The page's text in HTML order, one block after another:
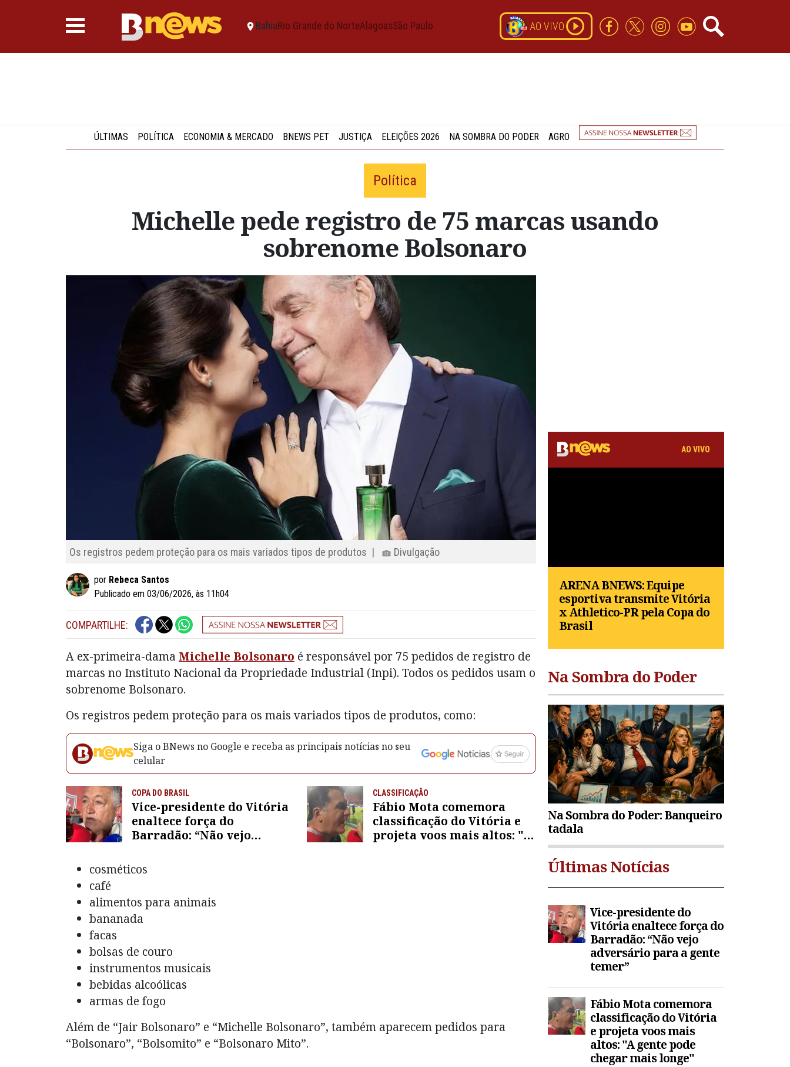
BahiaRio Grande do NorteAlagoasSão Paulo AO VIVO
ÚLTIMAS POLÍTICA ECONOMIA & MERCADO BNEWS PET JUSTIÇA ELEIÇÕES 2026 NA SOMBRA DO PODER AGRO
Política
Michelle pede registro de 75 marcas usando
sobrenome Bolsonaro
Os registros pedem proteção para os mais variados tipos de produtos | Divulgação
por Rebeca Santos
Publicado em 03/06/2026, às 11h04
COMPARTILHE:
A ex-primeira-dama Michelle Bolsonaro é responsável por 75 pedidos de registro de
marcas no Instituto Nacional da Propriedade Industrial (Inpi). Todos os pedidos usam o
sobrenome Bolsonaro.
Os registros pedem proteção para os mais variados tipos de produtos, como:
Siga o BNews no Google e receba as principais notícias no seu
celular
COPA DO BRASIL
Vice-presidente do Vitória
enaltece força do
Barradão: “Não vejo
temer”
CLASSIFICAÇÃO
Fábio Mota comemora
classificação do Vitória e
projeta voos mais altos: "A
cosméticos
café
alimentos para animais
bananada
facas
bolsas de couro
instrumentos musicais
bebidas alcoólicas
armas de fogo
Além de “Jair Bolsonaro” e “Michelle Bolsonaro”, também aparecem pedidos para
“Bolsonaro”, “Bolsomito” e “Bolsonaro Mito”.
AO VIVO
ARENA BNEWS: Equipe
esportiva transmite Vitória
x Athletico-PR pela Copa do
Brasil
Na Sombra do Poder
Na Sombra do Poder: Banqueiro
tadala
Últimas Notícias
Vice-presidente do
Vitória enaltece força do
Barradão: “Não vejo
adversário para a gente
temer”
Fábio Mota comemora
classificação do Vitória
e projeta voos mais
altos: "A gente pode
chegar mais longe"